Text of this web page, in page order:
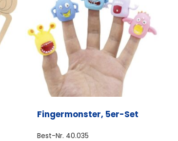
Optionen
können
auf
der
Produktseite
gewählt
werden
Fingermonster, 5er-Set
Best-Nr. 40.035